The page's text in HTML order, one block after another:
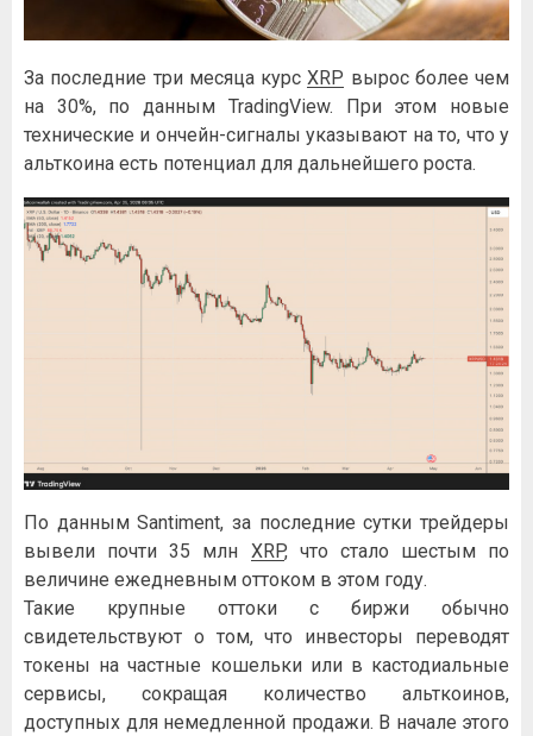
За последние три месяца курсXRP вырос более чем
на 30%, по данным TradingView. При этом новые
технические и ончейн-сигналы указывают на то, что у
альткоина есть потенциал для дальнейшего роста.
По данным Santiment, за последние сутки трейдеры
вывели почти 35 млн XRP, что стало шестым по
величине ежедневным оттоком в этом году.
Такие крупные оттоки с биржи обычно
свидетельствуют о том, что инвесторы переводят
токены на частные кошельки или в кастодиальные
сервисы, сокращая количество альткоинов,
доступных для немедленной продажи. В начале этого